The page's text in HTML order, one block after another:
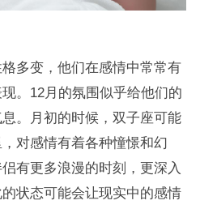
多变，他们在感情中常常有
。12月的氛围似乎给他们的
。月初的时候，双子座可能
对感情有着各种憧憬和幻
有更多浪漫的时刻，更深入
状态可能会让现实中的感情